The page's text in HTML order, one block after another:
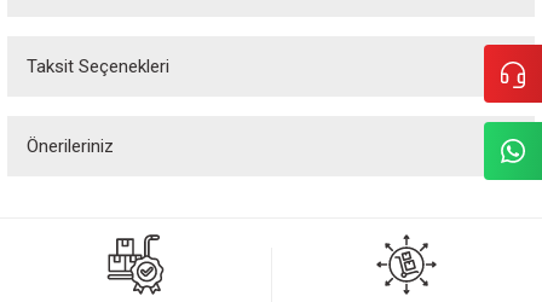
Taksit Seçenekleri
Önerileriniz
Görüş ve önerileriniz için teşekkür ederiz.